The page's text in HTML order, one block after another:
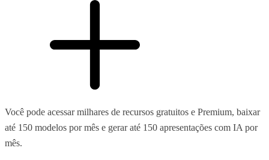
Você pode acessar milhares de recursos gratuitos e Premium, baixar
até 150 modelos por mês e gerar até 150 apresentações com IA por
mês.